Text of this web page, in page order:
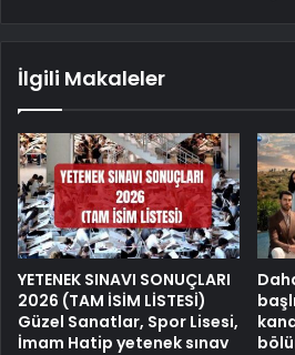
İlgili Makaleler
YETENEK SINAVI SONUÇLARI
2026 (TAM İSİM LİSTESİ)
Güzel Sanatlar, Spor Lisesi,
İmam Hatip yetenek sınav